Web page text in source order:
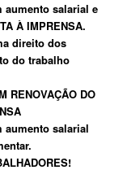
aumento salarial e
À IMPRENSA.
direito dos
do trabalho
RENOVAÇÃO DO
aumento salarial